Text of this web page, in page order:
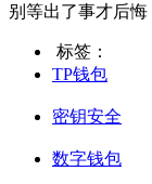
别等出了事才后悔
标签：
TP钱包
密钥安全
数字钱包